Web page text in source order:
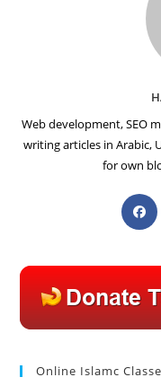
Web development, SEO
writing articles in Arabic,
for own
Online Islamc